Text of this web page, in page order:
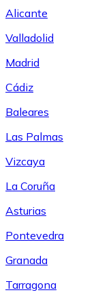
Alicante
Valladolid
Madrid
Cádiz
Baleares
Las Palmas
Vizcaya
La Coruña
Asturias
Pontevedra
Granada
Tarragona